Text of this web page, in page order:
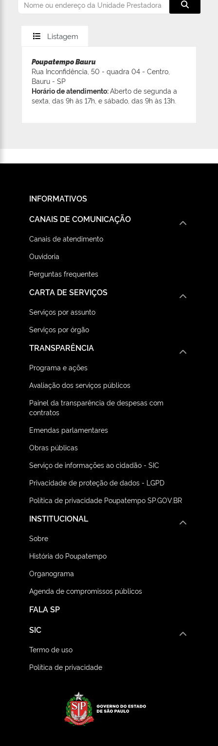
Listagem
Poupatempo Bauru
Rua Inconfidência, 50 - quadra 04 - Centro,
Bauru - SP
Horário de atendimento:Aberto de segunda a
sexta, das 9h às 17h, e sábado, das 9h às 13h.
INFORMATIVOS
CANAIS DE COMUNICAÇÃO
Canais de atendimento
Ouvidoria
Perguntas frequentes
CARTA DE SERVIÇOS
Serviços por assunto
Serviços por órgão
TRANSPARÊNCIA
Programa e ações
Avaliação dos serviços públicos
Painel da transparência de despesas com
contratos
Emendas parlamentares
Obras públicas
Serviço de informações ao cidadão - SIC
Privacidade de proteção de dados - LGPD
Política de privacidade Poupatempo SP.GOV.BR
FALA SP
INSTITUCIONAL
Sobre
História do Poupatempo
Organograma
Agenda de compromissos públicos
SIC
Termo de uso
Política de privacidade